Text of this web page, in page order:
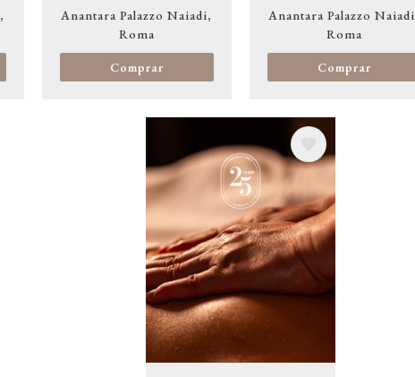
Anantara Palazzo Naiadi
Roma
Comprar
Anantara Palazzo Naiadi
Roma
Comprar
Image